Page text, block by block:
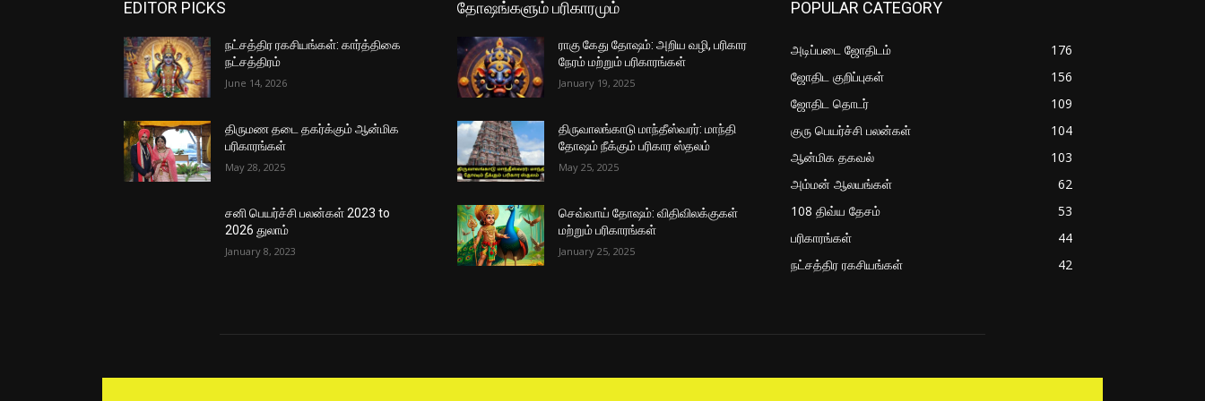
EDITOR PICKS
நட்சத்திர ரகசியங்கள்: கார்த்திகை
நட்சத்திரம்
June 14, 2026
திருமண தடை தகர்க்கும் ஆன்மிக
பரிகாரங்கள்
May 28, 2025
சனி பெயர்ச்சி பலன்கள் 2023 to
2026 துலாம்
January 8, 2023
தோஷங்களும் பரிகாரமும்
ராகு கேது தோஷம்: அறிய வழி, பரிகார
நேரம் மற்றும் பரிகாரங்கள்
January 19, 2025
திருவாலங்காடு மாந்தீஸ்வரர்: மாந்தி
தோஷம் நீக்கும் பரிகார ஸ்தலம்
May 25, 2025
செவ்வாய் தோஷம்: விதிவிலக்குகள்
மற்றும் பரிகாரங்கள்
January 25, 2025
POPULAR CATEGORY
அடிப்படை ஜோதிடம்
176
ஜோதிட குறிப்புகள்
156
ஜோதிட தொடர்
109
குரு பெயர்ச்சி பலன்கள்
104
ஆன்மிக தகவல்
103
அம்மன் ஆலயங்கள்
62
108 திவ்ய தேசம்
53
பரிகாரங்கள்
44
நட்சத்திர ரகசியங்கள்
42